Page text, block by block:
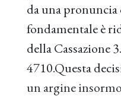
da una
fondamentale è
della Cassazione
4710.Questa
un argine